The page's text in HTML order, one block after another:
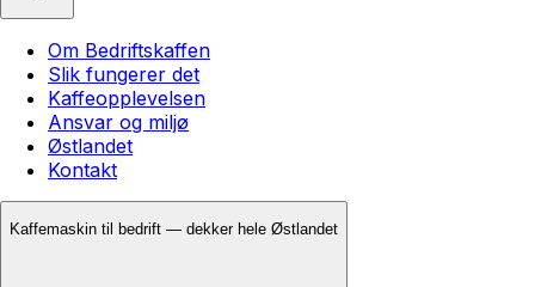
Om Bedriftskaffen
Slik fungerer det
Kaffeopplevelsen
Ansvar og miljø
Østlandet
Kontakt
Kaffemaskin til bedrift — dekker hele Østlandet